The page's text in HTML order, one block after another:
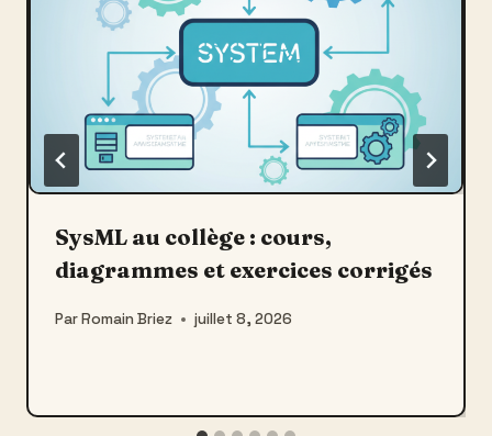
SysML au collège : cours,
diagrammes et exercices corrigés
ParRomain Briez juillet 8, 2026